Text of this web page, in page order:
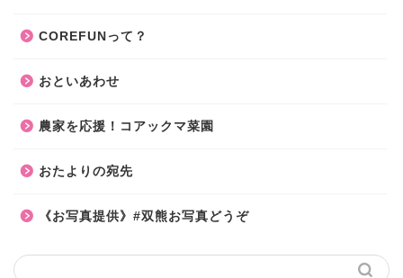
COREFUNって？
おといあわせ
農家を応援！コアックマ菜園
おたよりの宛先
《お写真提供》#双熊お写真どうぞ